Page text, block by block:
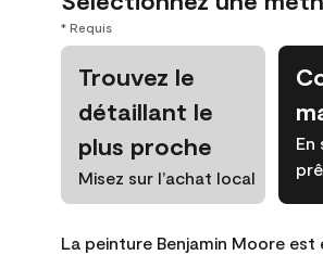
* Requis
Trouvez le
détaillant le
plus proche
Misez sur l’achat local
En
La peinture Benjamin Moore